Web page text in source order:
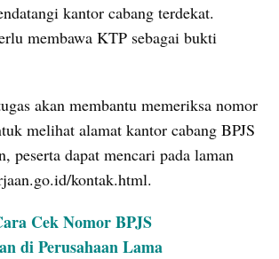
kantor cabang terdekat.
membawa KTP sebagai bukti
akan membantu memeriksa nomor
melihat alamat kantor cabang BPJS
peserta dapat mencari pada laman
kontak.html.
Cek Nomor BPJS
di Perusahaan Lama